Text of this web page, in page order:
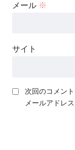
メール ※
サイト
次回のコメン
メールアドレ